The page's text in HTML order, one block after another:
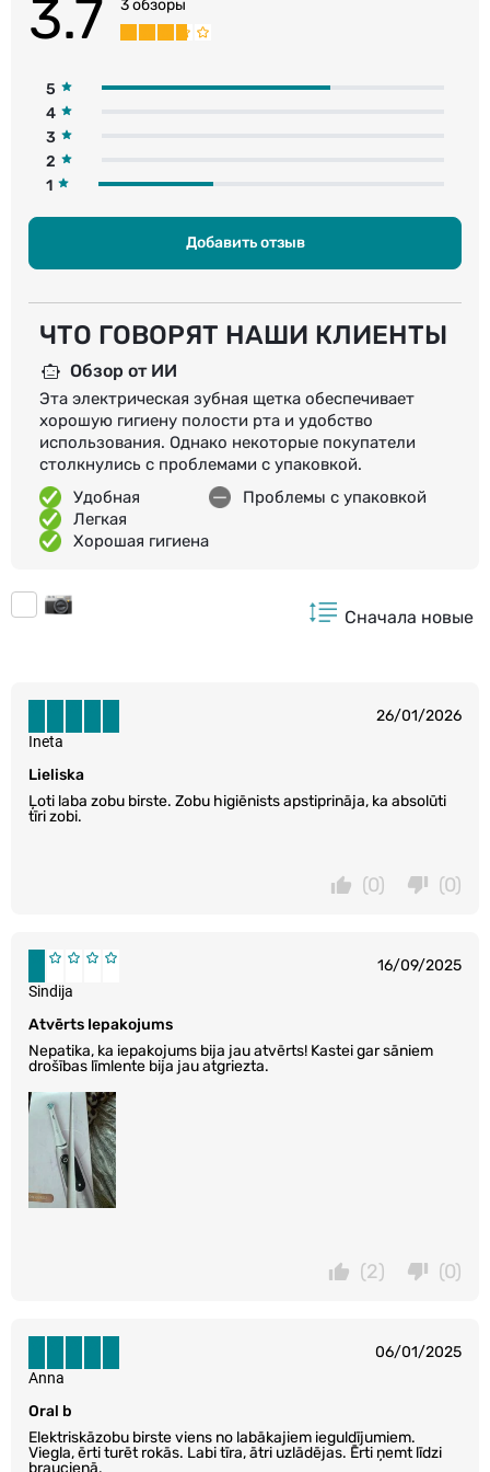
3.7 3 обзоры
5
4
3
2
1
Добавить отзыв
ЧТО ГОВОРЯТ НАШИ КЛИЕНТЫ
Обзор от ИИ
Эта электрическая зубная щетка обеспечивает
хорошую гигиену полости рта и удобство
использования. Однако некоторые покупатели
столкнулись с проблемами с упаковкой.
Удобная
Легкая
Хорошая гигиена
Проблемы с упаковкой
Сначала новые
26/01/2026
Lieliska
Ļoti laba zobu birste. Zobu higiēnists apstiprināja, ka absolūti
tīri zobi.
Ineta
(0)
(0)
16/09/2025
Atvērts Iepakojums
Nepatika, ka iepakojums bija jau atvērts! Kastei gar sāniem
drošības līmlente bija jau atgriezta.
Sindija
(0)
(2)
06/01/2025
Oral b
Elektriskāzobu birste viens no labākajiem ieguldījumiem.
Viegla, ērti turēt rokās. Labi tīra, ātri uzlādējas. Ērti ņemt līdzi
Anna